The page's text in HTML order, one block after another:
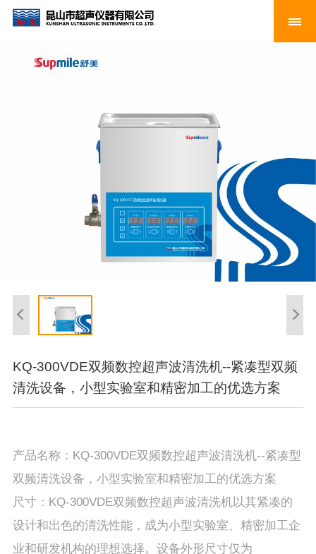
KQ-300VDE双频数控超声波清洗机--紧凑型双频
清洗设备，小型实验室和精密加工的优选方案
产品名称：KQ-300VDE双频数控超声波清洗机--紧凑型
双频清洗设备，小型实验室和精密加工的优选方案
尺寸：KQ-300VDE双频数控超声波清洗机以其紧凑的
设计和出色的清洗性能，成为小型实验室、精密加工企
业和研发机构的理想选择。设备外形尺寸仅为